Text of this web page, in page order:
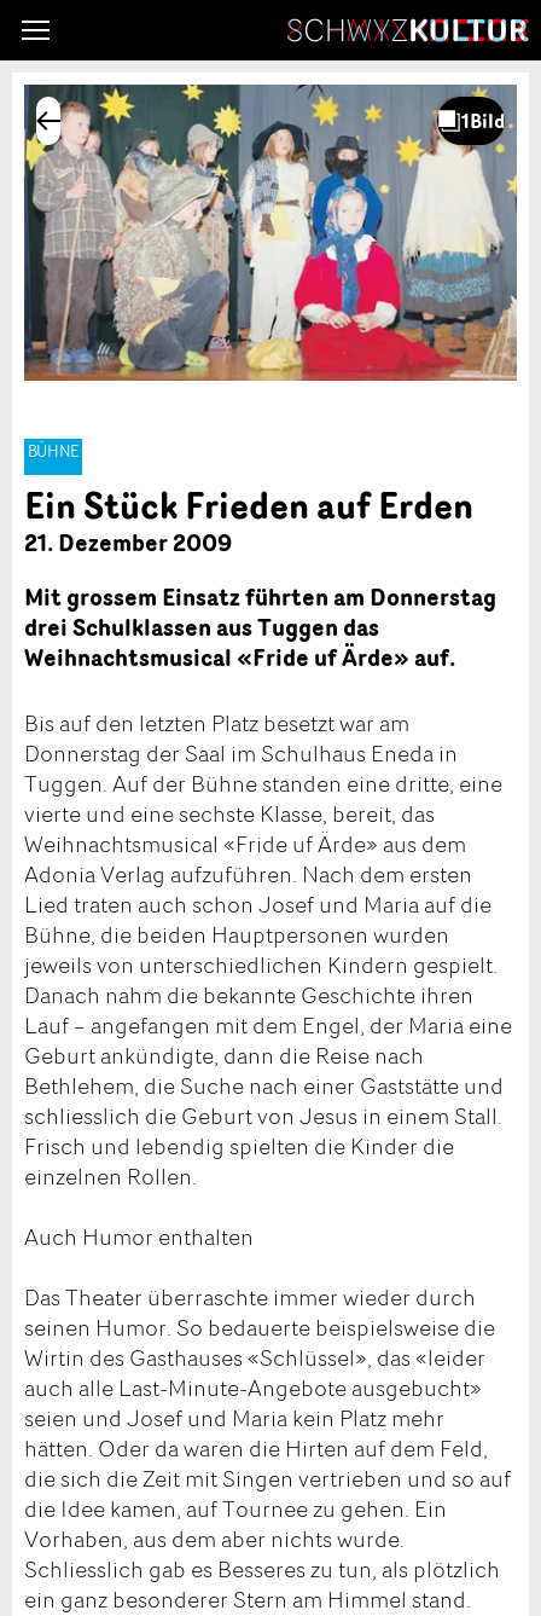
BÜHNE
Ein Stück Frieden auf Erden
21. Dezember 2009
Mit grossem Einsatz führten am Donnerstag
drei Schulklassen aus Tuggen das
Weihnachtsmusical «Fride uf Ärde» auf.
Bis auf den letzten Platz besetzt war am
Donnerstag der Saal im Schulhaus Eneda in
Tuggen. Auf der Bühne standen eine dritte, eine
vierte und eine sechste Klasse, bereit, das
Weihnachtsmusical «Fride uf Ärde» aus dem
Adonia Verlag aufzuführen. Nach dem ersten
Lied traten auch schon Josef und Maria auf die
Bühne, die beiden Hauptpersonen wurden
jeweils von unterschiedlichen Kindern gespielt.
Danach nahm die bekannte Geschichte ihren
Lauf – angefangen mit dem Engel, der Maria eine
Geburt ankündigte, dann die Reise nach
Bethlehem, die Suche nach einer Gaststätte und
schliesslich die Geburt von Jesus in einem Stall.
Frisch und lebendig spielten die Kinder die
einzelnen Rollen.
Auch Humor enthalten
Das Theater überraschte immer wieder durch
seinen Humor. So bedauerte beispielsweise die
Wirtin des Gasthauses «Schlüssel», das «leider
auch alle Last-Minute-Angebote ausgebucht»
seien und Josef und Maria kein Platz mehr
hätten. Oder da waren die Hirten auf dem Feld,
die sich die Zeit mit Singen vertrieben und so auf
die Idee kamen, auf Tournee zu gehen. Ein
Vorhaben, aus dem aber nichts wurde.
Schliesslich gab es Besseres zu tun, als plötzlich
ein ganz besonderer Stern am Himmel stand.